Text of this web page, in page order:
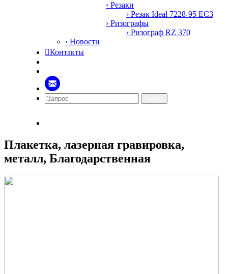
› Резаки
› Резак Ideal 7228-95 EC3
› Ризографы
› Ризограф RZ 370
› Новости
Контакты
Плакетка, лазерная гравировка,
металл, Благодарственная